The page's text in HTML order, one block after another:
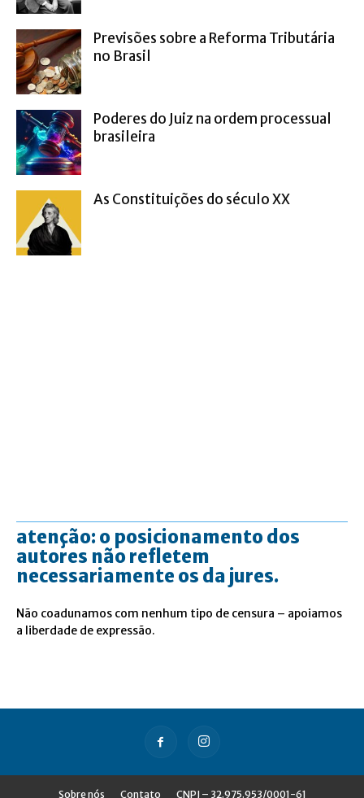
Previsões sobre a Reforma Tributária
no Brasil
Poderes do Juiz na ordem processual
brasileira
As Constituições do século XX
atenção: o posicionamento dos
autores não refletem
necessariamente os da jures.
Não coadunamos com nenhum tipo de censura – apoiamos
a liberdade de expressão.
Sobre nós Contato CNPJ – 32.975.953/0001-61